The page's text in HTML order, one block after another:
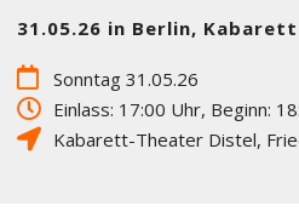
31.05.26 in Berlin,
Sonntag 31.05.26
Einlass: 17:00 Uhr, Beginn:
Kabarett-Theater Distel,